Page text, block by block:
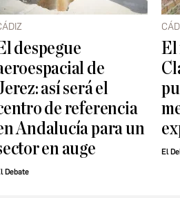
despegue
de
así será el
de referencia
Andalucía para un
en auge
Debate
El
El